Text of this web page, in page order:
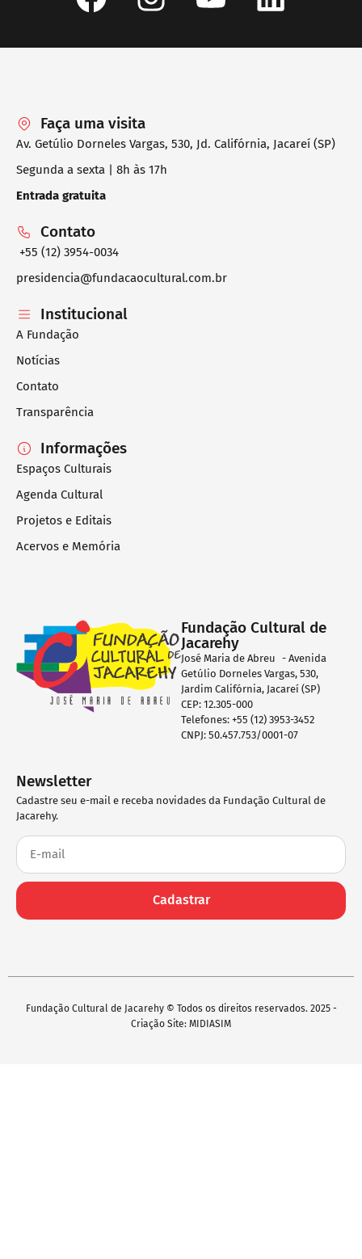
Faça uma visita
Av. Getúlio Dorneles Vargas, 530, Jd. Califórnia, Jacareí (SP)
Segunda a sexta | 8h às 17h
Entrada gratuita
Contato
+55 (12) 3954-0034
presidencia@fundacaocultural.com.br
Institucional
A Fundação
Notícias
Contato
Transparência
Informações
Espaços Culturais
Agenda Cultural
Projetos e Editais
Acervos e Memória
Fundação Cultural de
Jacarehy
José Maria de Abreu - Avenida
Getúlio Dorneles Vargas, 530,
Jardim Califórnia, Jacareí (SP)
CEP: 12.305-000
Telefones: +55 (12) 3953-3452
CNPJ: 50.457.753/0001-07
Newsletter
Cadastre seu e-mail e receba novidades da Fundação Cultural de
Jacarehy.
Cadastrar
Fundação Cultural de Jacarehy © Todos os direitos reservados. 2025 -
Criação Site: MIDIASIM